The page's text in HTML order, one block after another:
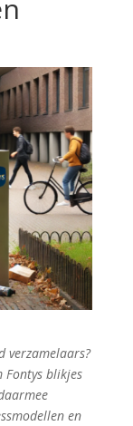
verzamelaars?
blikjes
en